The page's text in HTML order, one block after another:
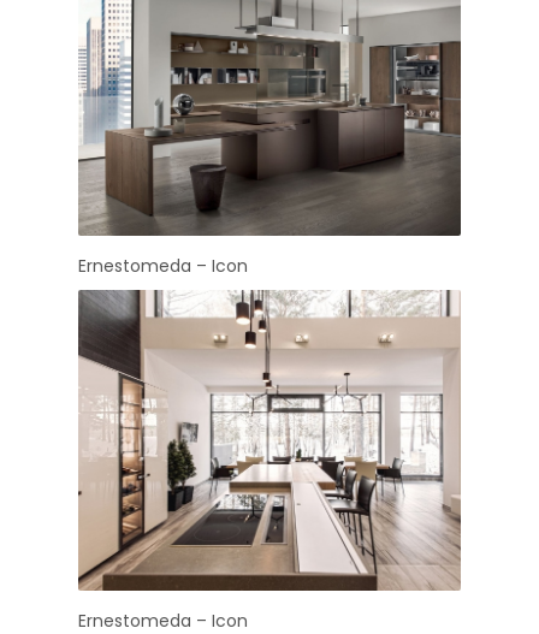
Ernestomeda – Icon
Ernestomeda – Icon